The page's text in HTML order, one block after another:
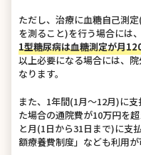
ただし、治療に血糖自己測
を測ること)を行う場合には、
1型糖尿病は血糖測定が月
以上必要になる場合には、
なります。
また、1年間(1月～12月)に
た場合の通院費が10万円を
と月(1日から31日まで)に支
額療養費制度」なども利用が